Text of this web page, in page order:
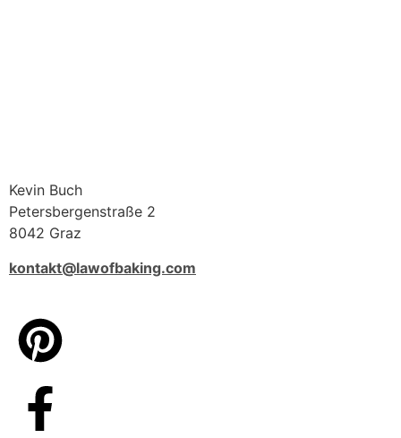
Kevin Buch
Petersbergenstraße 2
8042 Graz
kontakt@lawofbaking.com